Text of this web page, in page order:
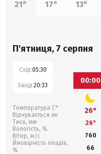
21°
17°
13°
П'ятниця, 7 серпня
Схід:05:30
Захід:20:33
Температура С°
Відчувається як
Тиск, мм
Вологість, %
Вітер, м/с
Ймовірність опадів,
%
00:00
26°
26°
760
66